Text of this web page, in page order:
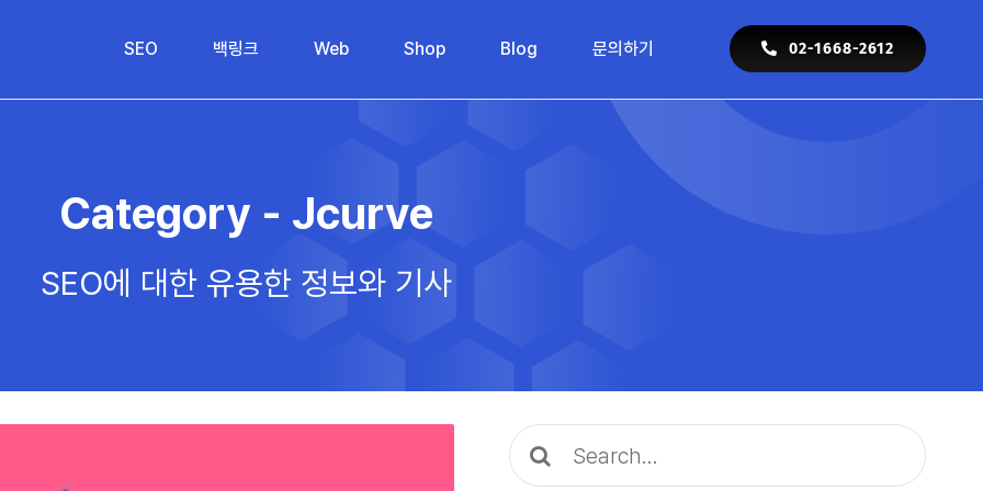
SEO 백링크 Web Shop Blog 문의하기 02-1668-2612
Category - Jcurve
SEO에 대한 유용한 정보와 기사
Search
for: